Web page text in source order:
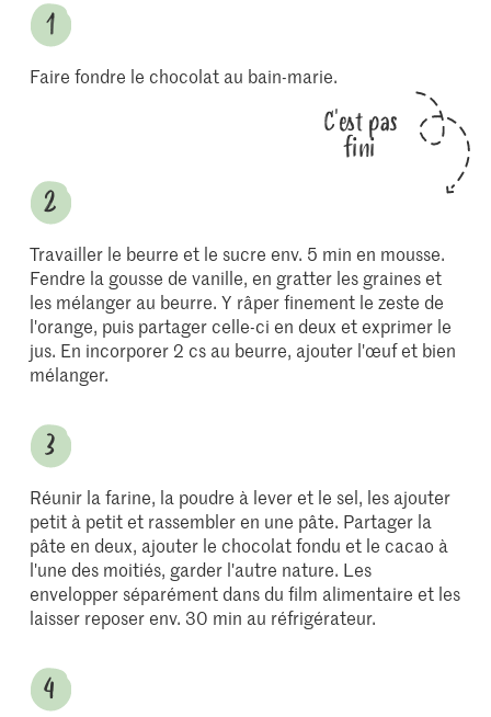
Faire fondre le chocolat au bain-marie.
C'est pas
fini
Travailler le beurre et le sucre env. 5 min en mousse.
Fendre la gousse de vanille, en gratter les graines et
les mélanger au beurre. Y râper finement le zeste de
l'orange, puis partager celle-ci en deux et exprimer le
jus. En incorporer 2 cs au beurre, ajouter l'œuf et bien
mélanger.
Réunir la farine, la poudre à lever et le sel, les ajouter
petit à petit et rassembler en une pâte. Partager la
pâte en deux, ajouter le chocolat fondu et le cacao à
l'une des moitiés, garder l'autre nature. Les
envelopper séparément dans du film alimentaire et les
laisser reposer env. 30 min au réfrigérateur.